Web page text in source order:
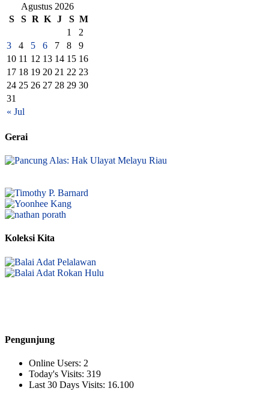
Agustus 2026
S
S R K J S M
« Jul
1
2
3
4 5 6 7 8
9
10 11 12 13 14 15 16
17 18 19 20 21 22 23
24 25 26 27 28 29 30
31
Gerai
Koleksi Kita
Pengunjung
Online Users: 2
Today's Visits: 319
Last 30 Days Visits: 16.100